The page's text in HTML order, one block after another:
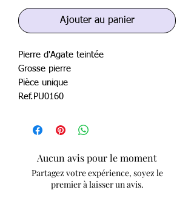
Ajouter au panier
Pierre d'Agate teintée
Grosse pierre
Pièce unique
Ref.PU0160
Aucun avis pour le moment
Partagez votre expérience, soyez le
premier à laisser un avis.